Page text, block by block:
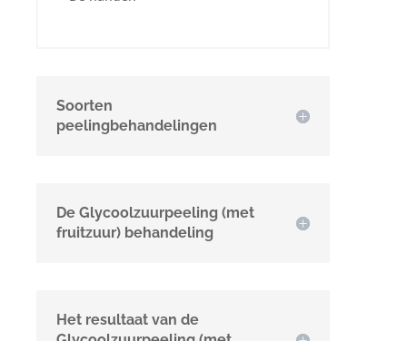
Soorten
peelingbehandelingen
De Glycoolzuurpeeling (met
fruitzuur) behandeling
Het resultaat van de